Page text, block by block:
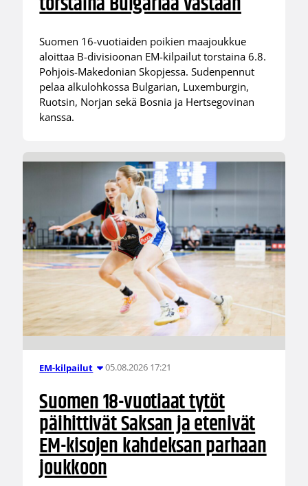
Suomen 16-vuotiaiden poikien maajoukkue
aloittaa B-divisioonan EM-kilpailut torstaina 6.8.
Pohjois-Makedonian Skopjessa. Sudenpennut
pelaa alkulohkossa Bulgarian, Luxemburgin,
Ruotsin, Norjan sekä Bosnia ja Hertsegovinan
kanssa.
EM-kilpailut 05.08.2026 17:21
Suomen 18-vuotiaat tytöt
päihittivät Saksan ja etenivät
EM-kisojen kahdeksan parhaan
joukkoon